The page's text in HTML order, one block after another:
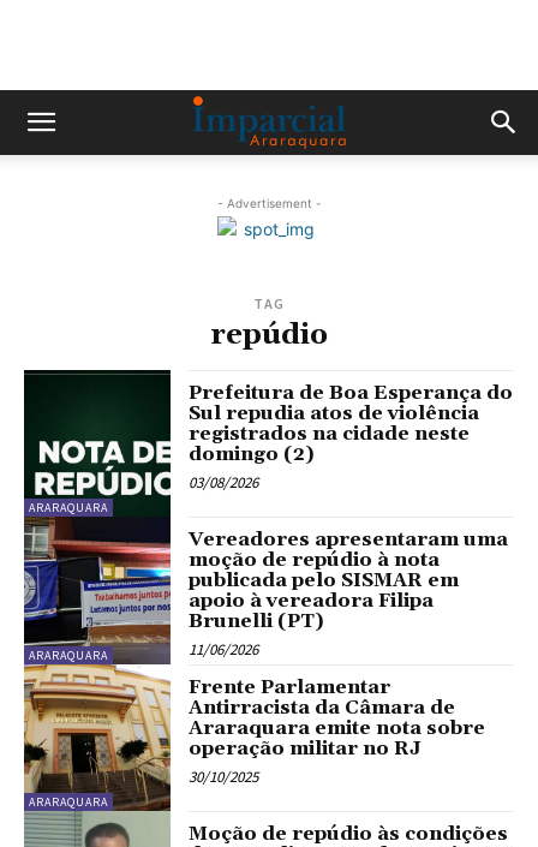
- Advertisement -
TAG
repúdio
ARARAQUARA
Prefeitura de Boa Esperança do
Sul repudia atos de violência
registrados na cidade neste
domingo (2)
03/08/2026
ARARAQUARA
Vereadores apresentaram uma
moção de repúdio à nota
publicada pelo SISMAR em
apoio à vereadora Filipa
Brunelli (PT)
11/06/2026
ARARAQUARA
Frente Parlamentar
Antirracista da Câmara de
Araraquara emite nota sobre
operação militar no RJ
30/10/2025
Moção de repúdio às condições